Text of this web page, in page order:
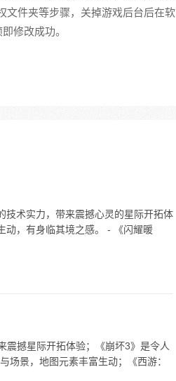
文件夹等步骤，关掉游戏后台后在软
修改成功。
技术实力，带来震撼心灵的星际开拓体
动，有身临其境之感。 - 《闪耀暖
震撼星际开拓体验；《崩坏3》是令人
场景，地图元素丰富生动；《西游：